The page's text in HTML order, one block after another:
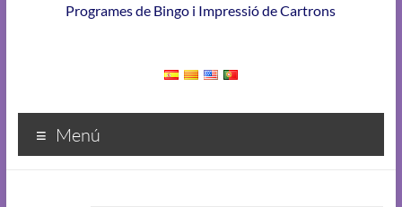
Programes de Bingo i Impressió de Cartrons
Menú